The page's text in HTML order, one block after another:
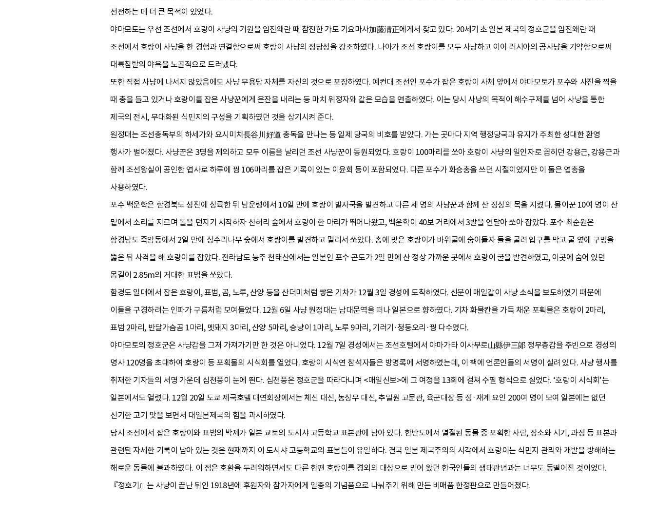
선전하는 데 더 큰 목적이 있었다.
야마모토는 우선 조선에서 호랑이 사냥의 기원을 임진왜란 때 참전한 가토 기요마사加藤淸正에게서 찾고 있다. 20세기 초 일본 제국의 정호군을 임진왜란 때
조선에서 호랑이 사냥을 한 경험과 연결함으로써 호랑이 사냥의 정당성을 강조하였다. 나아가 조선 호랑이를 모두 사냥하고 이어 러시아의 곰사냥을 기약함으로써
대륙침탈의 야욕을 노골적으로 드러냈다.
또한 직접 사냥에 나서지 않았음에도 사냥 무용담 자체를 자신의 것으로 포장하였다. 예컨대 조선인 포수가 잡은 호랑이 사체 앞에서 야마모토가 포수와 사진을 찍을
때 총을 들고 있거나 호랑이를 잡은 사냥꾼에게 은잔을 내리는 등 마치 위정자와 같은 모습을 연출하였다. 이는 당시 사냥의 목적이 해수구제를 넘어 사냥을 통한
제국의 전시, 무대화된 식민지의 구성을 기획하였던 것을 상기시켜 준다.
원정대는 조선총독부의 하세가와 요시미치長谷川好道 총독을 만나는 등 일제 당국의 비호를 받았다. 가는 곳마다 지역 행정당국과 유지가 주최한 성대한 환영
행사가 벌어졌다. 사냥꾼은 3명을 제외하고 모두 이름을 날리던 조선 사냥꾼이 동원되었다. 호랑이 100마리를 쏘아 호랑이 사냥의 일인자로 꼽히던 강용근, 강용근과
함께 조선왕실이 공인한 엽사로 하루에 꿩 106마리를 잡은 기록이 있는 이윤회 등이 포함되었다. 다른 포수가 화승총을 쓰던 시절이었지만 이 둘은 엽총을
사용하였다.
포수 백운학은 함경북도 성진에 상륙한 뒤 남운령에서 10일 만에 호랑이 발자국을 발견하고 다른 세 명의 사냥꾼과 함께 산 정상의 목을 지켰다. 몰이꾼 10여 명이 산
밑에서 소리를 지르며 돌을 던지기 시작하자 산허리 숲에서 호랑이 한 마리가 뛰어나왔고, 백운학이 40보 거리에서 3발을 연달아 쏘아 잡았다. 포수 최순원은
함경남도 죽암동에서 2일 만에 상수리나무 숲에서 호랑이를 발견하고 멀리서 쏘았다. 총에 맞은 호랑이가 바위굴에 숨어들자 돌을 굴려 입구를 막고 굴 옆에 구멍을
뚫은 뒤 사격을 해 호랑이를 잡았다. 전라남도 능주 천태산에서는 일본인 포수 곤도가 2일 만에 산 정상 가까운 곳에서 호랑이 굴을 발견하였고, 이곳에 숨어 있던
몸길이 2.85m의 거대한 표범을 쏘았다.
함경도 일대에서 잡은 호랑이, 표범, 곰, 노루, 산양 등을 산더미처럼 쌓은 기차가 12월 3일 경성에 도착하였다. 신문이 매일같이 사냥 소식을 보도하였기 때문에
이들을 구경하려는 인파가 구름처럼 모여들었다. 12월 6일 사냥 원정대는 남대문역을 떠나 일본으로 향하였다. 기차 화물칸을 가득 채운 포획물은 호랑이 2마리,
표범 2마리, 반달가슴곰 1마리, 멧돼지 3마리, 산양 5마리, 승냥이 1마리, 노루 9마리, 기러기·청둥오리·꿩 다수였다.
야마모토의 정호군은 사냥감을 그저 가져가기만 한 것은 아니었다. 12월 7일 경성에서는 조선호텔에서 야마가타 이사부로山縣伊三郞 정무총감을 주빈으로 경성의
명사 120명을 초대하여 호랑이 등 포획물의 시식회를 열었다. 호랑이 시식연 참석자들은 방명록에 서명하였는데, 이 책에 언론인들의 서명이 실려 있다. 사냥 행사를
취재한 기자들의 서명 가운데 심천풍이 눈에 띈다. 심천풍은 정호군을 따라다니며 <매일신보>에 그 여정을 13회에 걸쳐 수필 형식으로 실었다. ‘호랑이 시식회’는
일본에서도 열렸다. 12월 20일 도쿄 제국호텔 대연회장에서는 체신 대신, 농상무 대신, 추밀원 고문관, 육군대장 등 정·재계 요인 200여 명이 모여 일본에는 없던
신기한 고기 맛을 보면서 대일본제국의 힘을 과시하였다.
당시 조선에서 잡은 호랑이와 표범의 박제가 일본 교토의 도시샤 고등학교 표본관에 남아 있다. 한반도에서 멸절된 동물 중 포획한 사람, 장소와 시기, 과정 등 표본과
관련된 자세한 기록이 남아 있는 것은 현재까지 이 도시샤 고등학교의 표본들이 유일하다. 결국 일본 제국주의의 시각에서 호랑이는 식민지 관리와 개발을 방해하는
해로운 동물에 불과하였다. 이 점은 호환을 두려워하면서도 다른 한편 호랑이를 경외의 대상으로 믿어 왔던 한국인들의 생태관념과는 너무도 동떨어진 것이었다.
『정호기』는 사냥이 끝난 뒤인 1918년에 후원자와 참가자에게 일종의 기념품으로 나눠주기 위해 만든 비매품 한정판으로 만들어졌다.